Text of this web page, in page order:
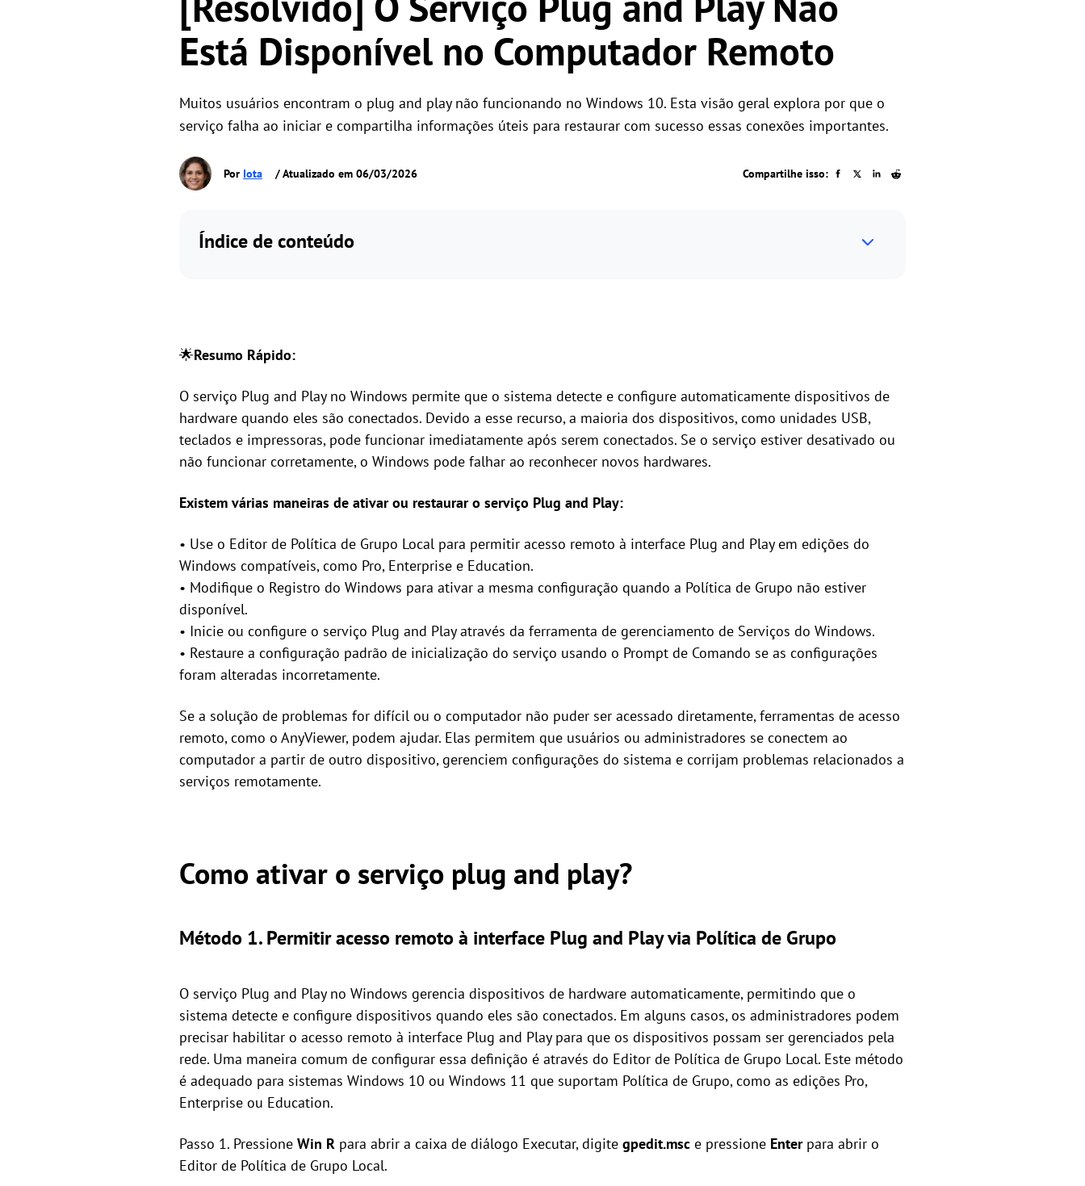
Controle remoto universal
Controle servidores no exterior com
facilidade
Gerencie o acesso dos usuários com permissões
flexíveis
Está Disponível no Computador Remoto
Muitos usuários encontram o plug and play não funcionando no Windows 10. Esta visão geral explora por que o
serviço falha ao iniciar e compartilha informações úteis para restaurar com sucesso essas conexões importantes.
Por Iota / Atualizado em 06/03/2026 Compartilhe isso:
Índice de conteúdo
🌟Resumo Rápido:
O serviço Plug and Play no Windows permite que o sistema detecte e configure automaticamente dispositivos de
hardware quando eles são conectados. Devido a esse recurso, a maioria dos dispositivos, como unidades USB,
teclados e impressoras, pode funcionar imediatamente após serem conectados. Se o serviço estiver desativado ou
não funcionar corretamente, o Windows pode falhar ao reconhecer novos hardwares.
Existem várias maneiras de ativar ou restaurar o serviço Plug and Play:
• Use o Editor de Política de Grupo Local para permitir acesso remoto à interface Plug and Play em edições do
Windows compatíveis, como Pro, Enterprise e Education.
• Modifique o Registro do Windows para ativar a mesma configuração quando a Política de Grupo não estiver
disponível.
• Inicie ou configure o serviço Plug and Play através da ferramenta de gerenciamento de Serviços do Windows.
• Restaure a configuração padrão de inicialização do serviço usando o Prompt de Comando se as configurações
foram alteradas incorretamente.
Se a solução de problemas for difícil ou o computador não puder ser acessado diretamente, ferramentas de acesso
remoto, como o AnyViewer, podem ajudar. Elas permitem que usuários ou administradores se conectem ao
computador a partir de outro dispositivo, gerenciem configurações do sistema e corrijam problemas relacionados a
serviços remotamente.
Como ativar o serviço plug and play?
Método 1. Permitir acesso remoto à interface Plug and Play via Política de Grupo
O serviço Plug and Play no Windows gerencia dispositivos de hardware automaticamente, permitindo que o
sistema detecte e configure dispositivos quando eles são conectados. Em alguns casos, os administradores podem
precisar habilitar o acesso remoto à interface Plug and Play para que os dispositivos possam ser gerenciados pela
rede. Uma maneira comum de configurar essa definição é através do Editor de Política de Grupo Local. Este método
é adequado para sistemas Windows 10 ou Windows 11 que suportam Política de Grupo, como as edições Pro,
Enterprise ou Education.
Passo 1. Pressione Win R para abrir a caixa de diálogo Executar, digite gpedit.msc e pressione Enterpara abrir o
Editor de Política de Grupo Local.